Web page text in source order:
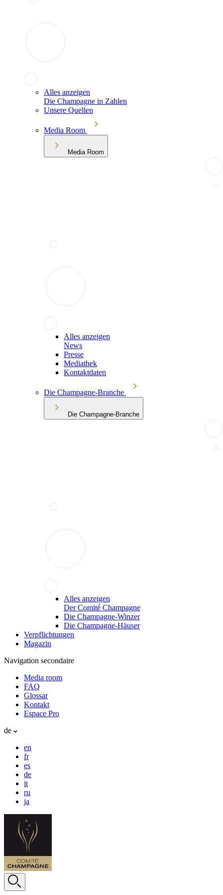
Alles anzeigen
Die Champagne in Zahlen
Unsere Quellen
Media Room
Media Room
Alles anzeigen
News
Presse
Mediathek
Kontaktdaten
Die Champagne-Branche
Die Champagne-Branche
Alles anzeigen
Der Comité Champagne
Die Champagne-Winzer
Die Champagne-Häuser
Verpflichtungen
Magazin
Navigation secondaire
Media room
FAQ
Glossar
Kontakt
Espace Pro
de
en
fr
es
de
it
ru
ja